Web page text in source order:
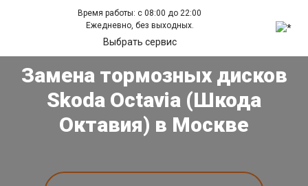
Время работы: с 08:00 до 22:00
Ежедневно, без выходных.
Выбрать сервис
Замена тормозных дисков
Skoda Octavia (Шкода
Октавия) в Москве